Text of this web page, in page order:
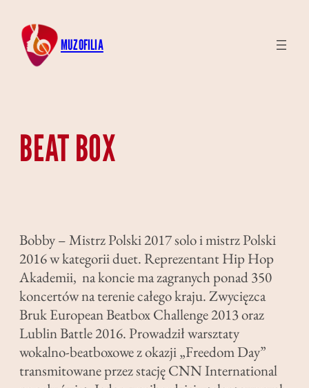
treści
MUZOFILIA
BEAT BOX
Bobby – Mistrz Polski 2017 solo i mistrz Polski
2016 w kategorii duet. Reprezentant Hip Hop
Akademii, na koncie ma zagranych ponad 350
koncertów na terenie całego kraju. Zwycięzca
Bruk European Beatbox Challenge 2013 oraz
Lublin Battle 2016. Prowadził warsztaty
wokalno-beatboxowe z okazji „Freedom Day”
transmitowane przez stację CNN International